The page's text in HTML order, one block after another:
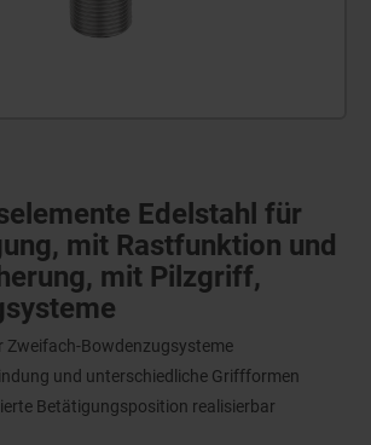
Edelstahl für
mit Rastfunktion und
mit Pilzgriff,
Zweifach-Bowdenzugsysteme
und unterschiedliche Griffformen
Betätigungsposition realisierbar